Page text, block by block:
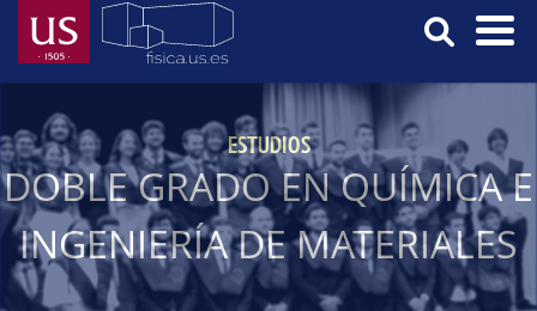
Skip
main
content
Principal
ESTUDIOS
DOBLE GRADO EN QUÍMICA E
INGENIERÍA DE MATERIALES